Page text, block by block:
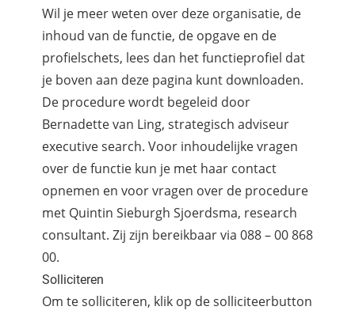
Wil je meer weten over deze organisatie, de
inhoud van de functie, de opgave en de
profielschets, lees dan het functieprofiel dat
je boven aan deze pagina kunt downloaden.
De procedure wordt begeleid door
Bernadette van Ling, strategisch adviseur
executive search. Voor inhoudelijke vragen
over de functie kun je met haar contact
opnemen en voor vragen over de procedure
met Quintin Sieburgh Sjoerdsma, research
consultant. Zij zijn bereikbaar via 088 – 00 868
00.
Solliciteren
Om te solliciteren, klik op de solliciteerbutton